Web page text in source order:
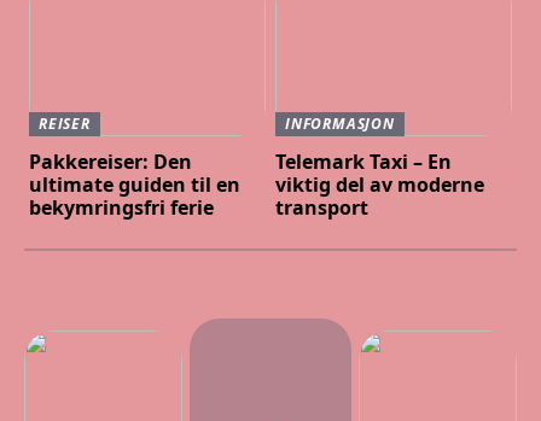
REISER
Pakkereiser: Den
ultimate guiden til en
bekymringsfri ferie
INFORMASJON
Telemark Taxi – En
viktig del av moderne
transport